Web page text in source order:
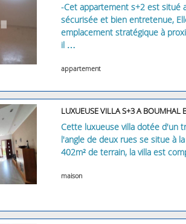
-Cet appartement s+2 est situé
sécurisée et bien entretenue,
emplacement stratégique à
il …
appartement
LUXUEUSE VILLA S+3 A BOUMHAL
Cette luxueuse villa dotée d'un
l'angle de deux rues se situe à
402m² de terrain, la villa est
maison